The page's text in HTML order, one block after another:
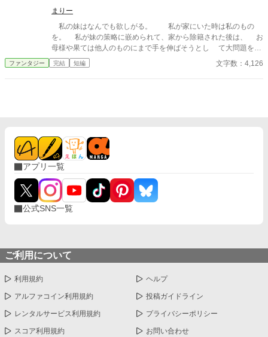
まりー
私の妹はなんでも欲しがる。 私が家にいた時は私のもの
を。 私が妹の策略に嵌められて、家から除籍された後は、 お
母様や果ては他人のものにまで手を伸ばそうとし て大問題を起
こす。 だから、お父様は森の魔女様に妹の『欲』を取り出 し
てもらうことにしたらしいが…。
ファンタジー 完結 短編 文字数：4,126
アプリ一覧
公式SNS一覧
ご利用について
利用規約 ヘルプ
アルファコイン利用規約 投稿ガイドライン
レンタルサービス利用規約 プライバシーポリシー
スコア利用規約 お問い合わせ